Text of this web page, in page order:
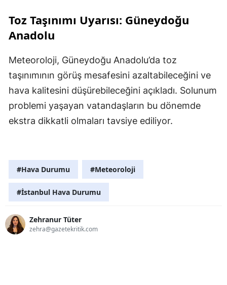
Toz Taşınımı Uyarısı: Güneydoğu
Anadolu
Meteoroloji, Güneydoğu Anadolu’da toz
taşınımının görüş mesafesini azaltabileceğini ve
hava kalitesini düşürebileceğini açıkladı. Solunum
problemi yaşayan vatandaşların bu dönemde
ekstra dikkatli olmaları tavsiye ediliyor.
#Hava Durumu #Meteoroloji
#İstanbul Hava Durumu
Zehranur Tüter
zehra@gazetekritik.com